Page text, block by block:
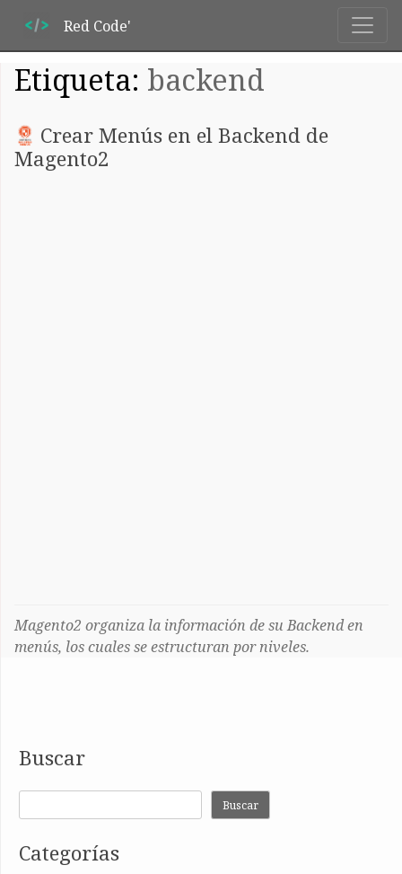
Red Code'
Etiqueta: backend
Crear Menús en el Backend de
Magento2
Magento2 organiza la información de su Backend en
menús, los cuales se estructuran por niveles.
Buscar
Buscar
Categorías